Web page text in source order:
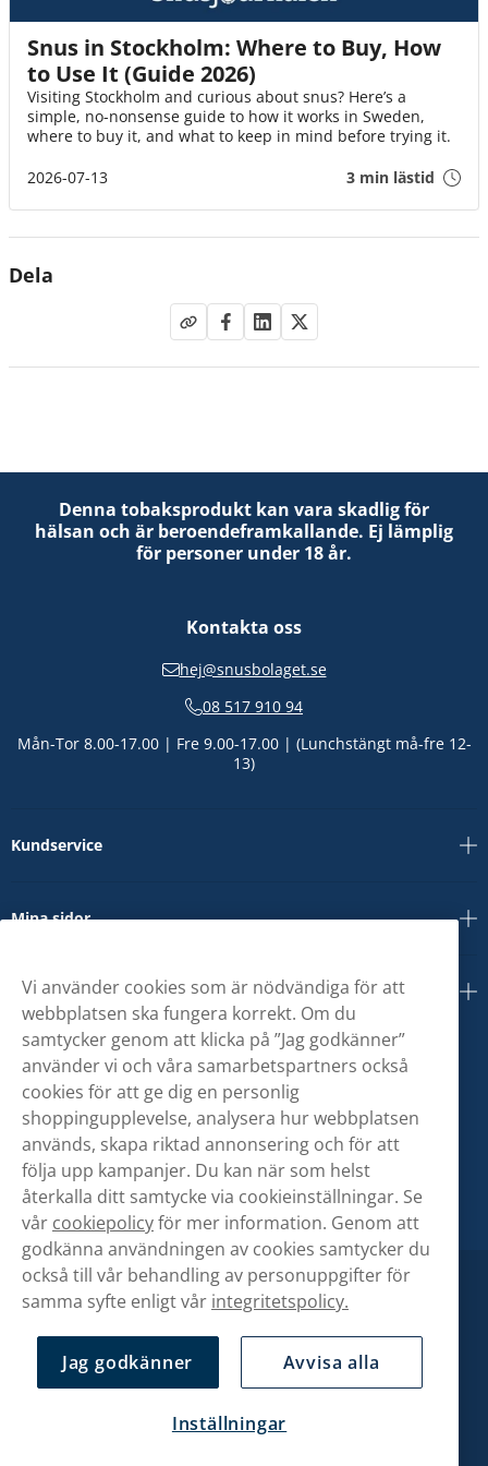
Snus in Stockholm: Where to Buy, How
to Use It (Guide 2026)
Visiting Stockholm and curious about snus? Here’s a
simple, no-nonsense guide to how it works in Sweden,
where to buy it, and what to keep in mind before trying it.
2026-07-13
3 min lästid
Dela
Denna tobaksprodukt kan vara skadlig för
hälsan och är beroendeframkallande. Ej lämplig
för personer under 18 år.
Kontakta oss
hej@snusbolaget.se
08 517 910 94
Mån-Tor 8.00-17.00 | Fre 9.00-17.00 | (Lunchstängt må-fre 12-
13)
Kundservice
Mina sidor
Om oss
Vi använder cookies som är nödvändiga för att
webbplatsen ska fungera korrekt. Om du
samtycker genom att klicka på ”Jag godkänner”
använder vi och våra samarbetspartners också
cookies för att ge dig en personlig
shoppingupplevelse, analysera hur webbplatsen
används, skapa riktad annonsering och för att
följa upp kampanjer. Du kan när som helst
återkalla ditt samtycke via cookieinställningar. Se
vår cookiepolicyför mer information. Genom att
godkänna användningen av cookies samtycker du
också till vår behandling av personuppgifter för
samma syfte enligt vår integritetspolicy.
Jag godkänner Avvisa alla
Inställningar